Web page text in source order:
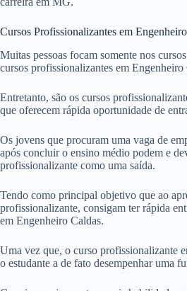
Cursos Profissionalizantes em
Muitas pessoas focam somente nos
cursos profissionalizantes em Engenheiro
Entretanto, são os cursos
que oferecem rápida oportunidade de
Os jovens que procuram uma vaga de
após concluir o ensino médio podem e
profissionalizante como uma saída.
Tendo como principal objetivo que ao
profissionalizante, consigam ter rápida
em Engenheiro Caldas.
Uma vez que, o curso profissionalizante
o estudante a de fato desempenhar uma